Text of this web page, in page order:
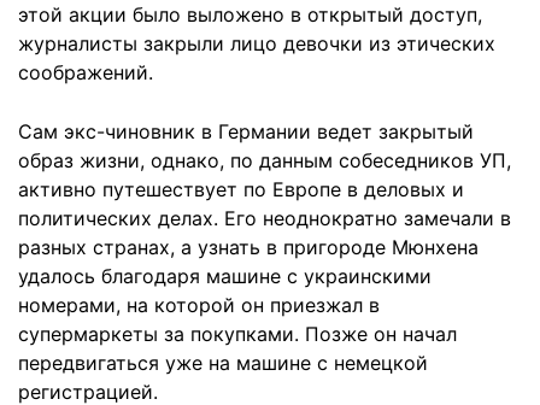
этой акции было выложено в открытый доступ,
журналисты закрыли лицо девочки из этических
соображений.
Сам экс-чиновник в Германии ведет закрытый
образ жизни, однако, по данным собеседников УП,
активно путешествует по Европе в деловых и
политических делах. Его неоднократно замечали в
разных странах, а узнать в пригороде Мюнхена
удалось благодаря машине с украинскими
номерами, на которой он приезжал в
супермаркеты за покупками. Позже он начал
передвигаться уже на машине с немецкой
регистрацией.